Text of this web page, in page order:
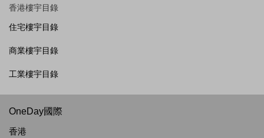
香港樓宇目錄
住宅樓宇目錄
商業樓宇目錄
工業樓宇目錄
OneDay國際
香港